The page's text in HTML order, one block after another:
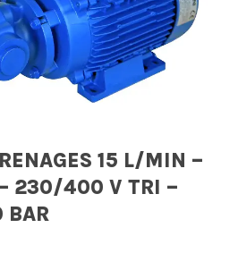
15 L/MIN –
230/400 V TRI –
BAR